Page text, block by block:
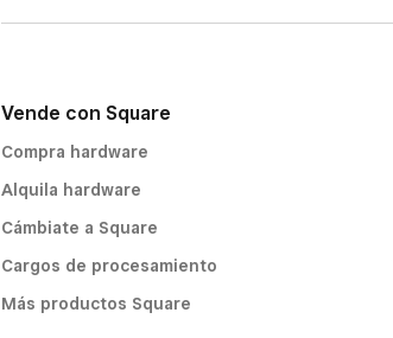
Vende con Square
Compra hardware
Alquila hardware
Cámbiate a Square
Cargos de procesamiento
Más productos Square